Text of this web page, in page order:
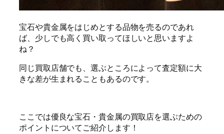
宝石や貴金属をはじめとする品物を売るのであれ
ば、少しでも高く買い取ってほしいと思いますよ
ね？
同じ買取店舗でも、選ぶところによって査定額に大
きな差が生まれることもあるのです。
ここでは優良な宝石・貴金属の買取店を選ぶための
ポイントについてご紹介します！